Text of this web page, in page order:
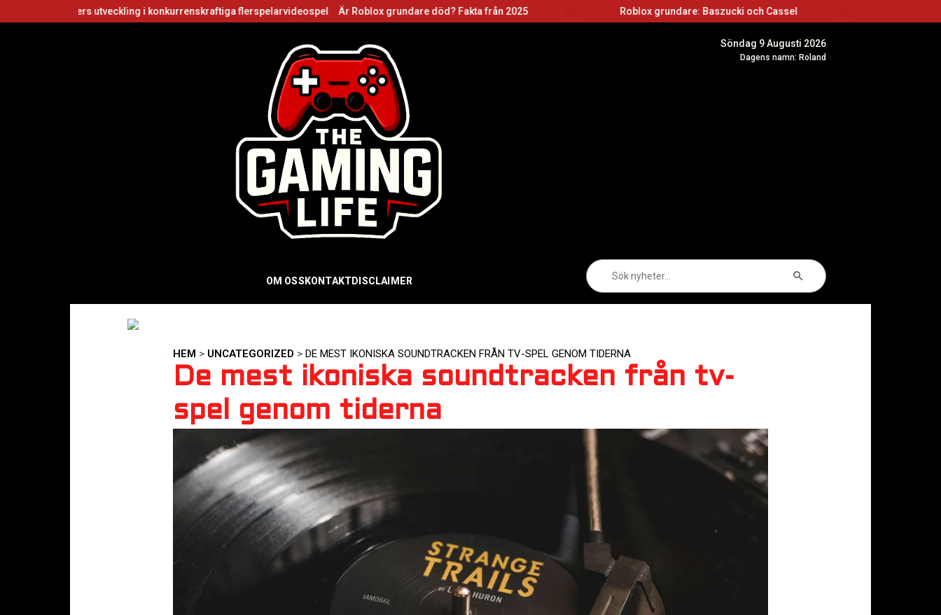
utveckling i konkurrenskraftiga flerspelarvideospel Är Roblox grundare död? Fakta från 2025 Roblox grundare: Baszucki och Cassel
OM OSS KONTAKTDISCLAIMER
Söndag 9 Augusti 2026
Dagens namn: Roland
efter:
Sökknapp
HEM > UNCATEGORIZED > DE MEST IKONISKA SOUNDTRACKEN FRÅN TV-SPEL GENOM TIDERNA
De mest ikoniska soundtracken från tv-
spel genom tiderna